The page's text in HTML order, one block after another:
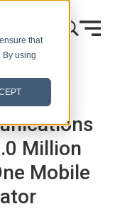
that
By using
an die Presse
Million
Mobile